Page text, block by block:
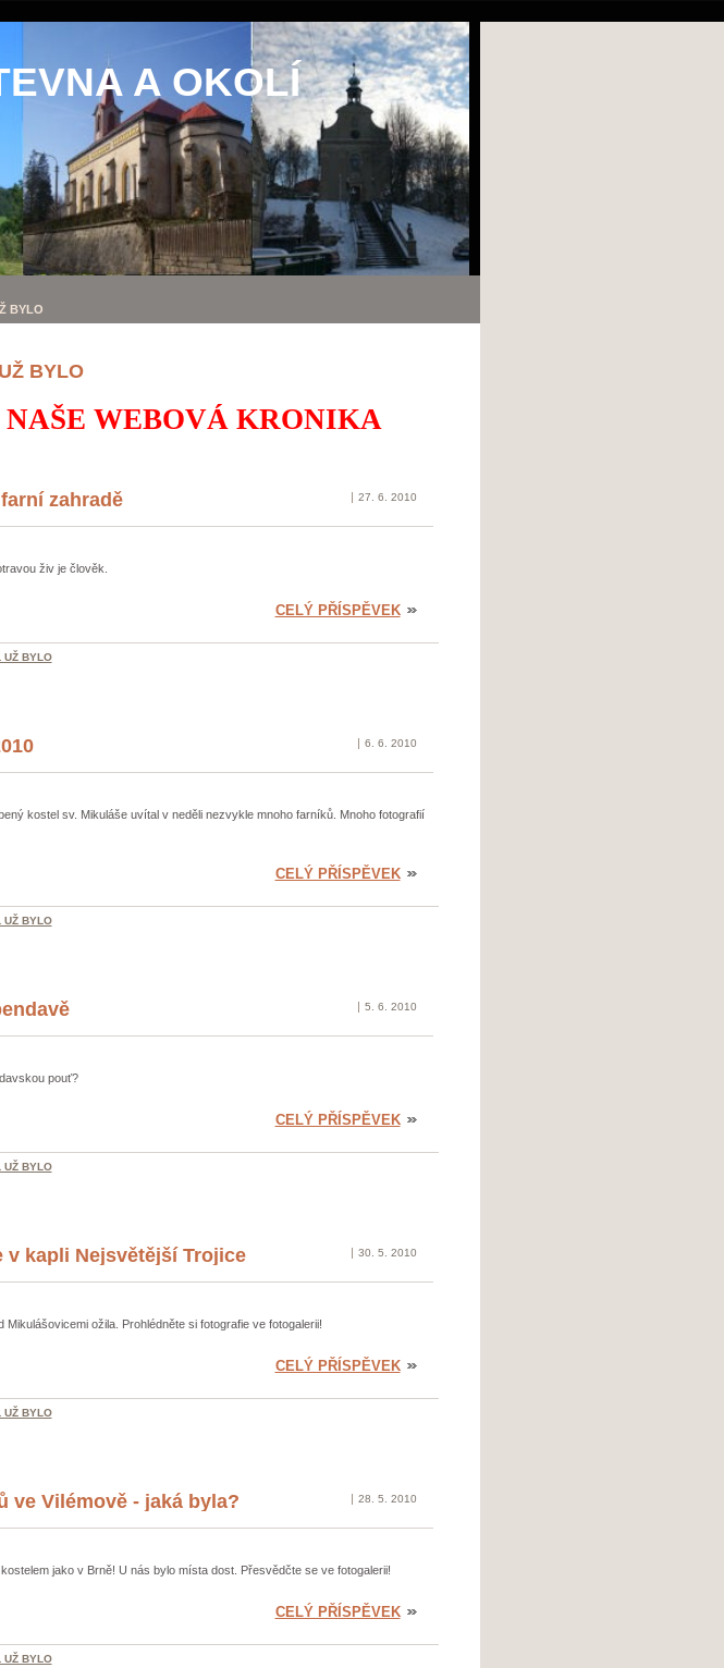
A OKOLÍ
BYLO
BYLO
WEBOVÁ KRONIKA
zahradě 27. 6. 2010
živ je člověk.
CELÝ PŘÍSPĚVEK
UŽ BYLO
6. 6. 2010
kostel sv. Mikuláše uvítal v neděli nezvykle mnoho farníků. Mnoho fotografií
CELÝ PŘÍSPĚVEK
UŽ BYLO
5. 6. 2010
pouť?
CELÝ PŘÍSPĚVEK
UŽ BYLO
v kapli Nejsvětější Trojice 30. 5. 2010
Mikulášovicemi ožila. Prohlédněte si fotografie ve fotogalerii!
CELÝ PŘÍSPĚVEK
UŽ BYLO
ve Vilémově - jaká byla? 28. 5. 2010
jako v Brně! U nás bylo místa dost. Přesvědčte se ve fotogalerii!
CELÝ PŘÍSPĚVEK
UŽ BYLO